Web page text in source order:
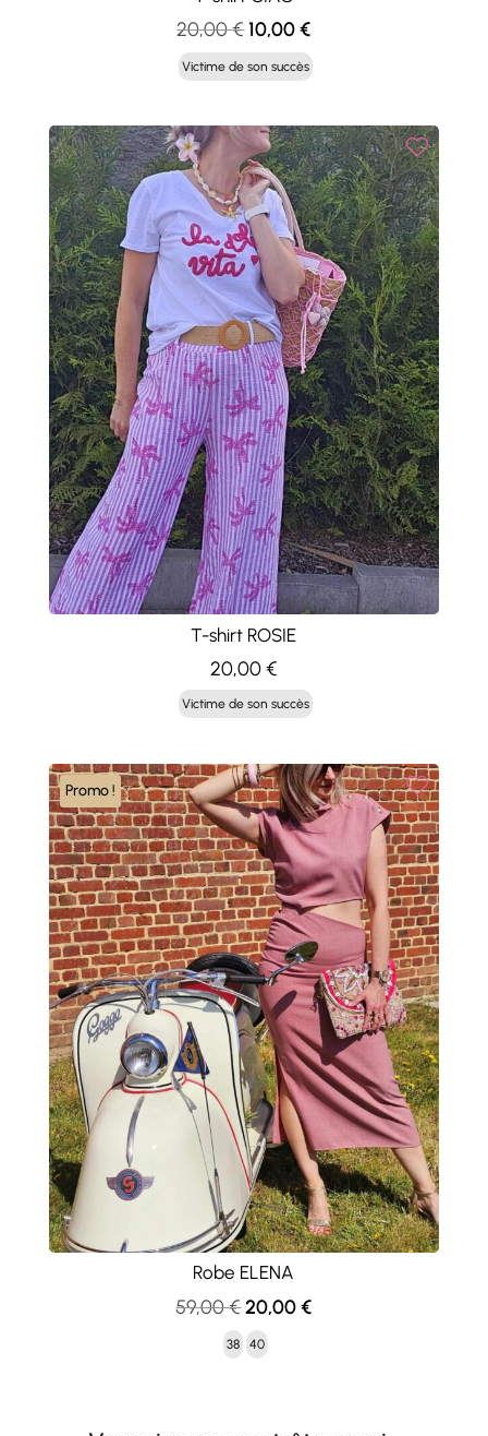
20,00€ Le
prix
initial
20,00 €.
10,00€Le
prix
10,00 €.
Victime de son succès
T-shirt ROSIE
20,00€
Victime de son succès
Promo !
Robe ELENA
59,00€Le
prix
initial
20,00€Le
38 40